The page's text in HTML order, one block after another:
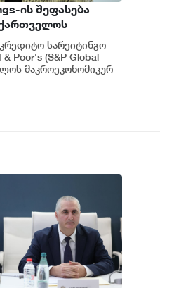
ის შეფასება
და
პოლიტიკის
მიქაბაძე
სარეიტინგო
& Poor's (S&P Global
მაკროეკონომიკურ